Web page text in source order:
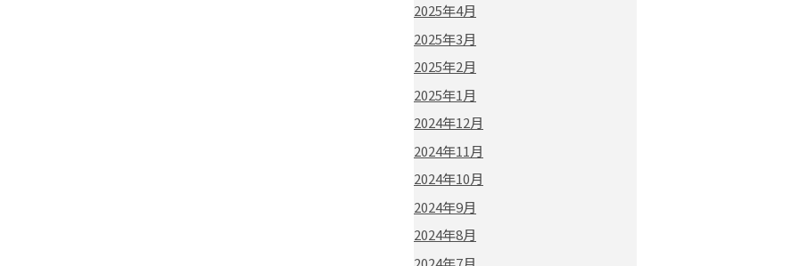
2025年4月
2025年3月
2025年2月
2025年1月
2024年12月
2024年11月
2024年10月
2024年9月
2024年8月